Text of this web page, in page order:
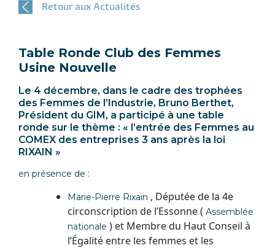
Retour aux Actualités
Table Ronde Club des Femmes
Usine Nouvelle
Le 4 décembre, dans le cadre des trophées
des Femmes de l’Industrie, Bruno Berthet,
Président du GIM, a participé à une table
ronde sur le thème : « l’entrée des Femmes au
COMEX des entreprises 3 ans après la loi
RIXAIN »
en présence de :
Marie-Pierre Rixain , Députée de la 4e
circonscription de l’Essonne ( Assemblée
nationale ) et Membre du Haut Conseil à
l’Égalité entre les femmes et les